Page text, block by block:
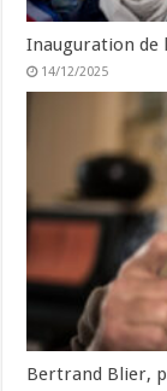
Inauguration de
14/12/2025
Bertrand Blier,